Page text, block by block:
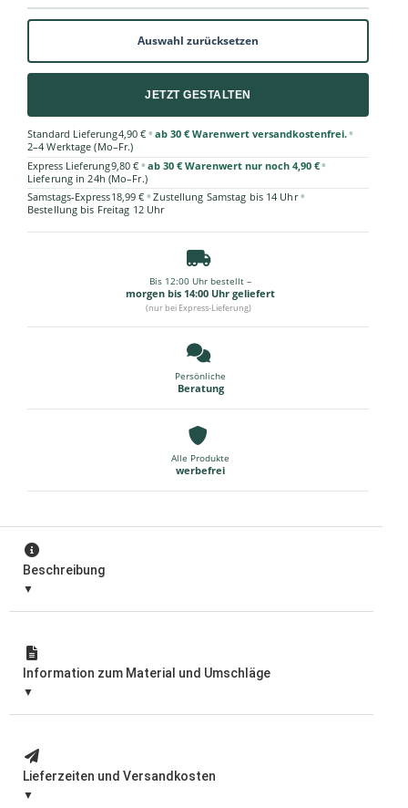
Auswahl zurücksetzen
JETZT GESTALTEN
Standard Lieferung4,90 € • ab 30 € Warenwert versandkostenfrei.•
2–4 Werktage (Mo–Fr.)
Express Lieferung9,80 € • ab 30 € Warenwert nur noch 4,90 €•
Lieferung in 24h (Mo–Fr.)
Samstags-Express18,99 € • Zustellung Samstag bis 14 Uhr •
Bestellung bis Freitag 12 Uhr
Bis 12:00 Uhr bestellt –
morgen bis 14:00 Uhr geliefert
(nur bei Express-Lieferung)
Persönliche
Beratung
Alle Produkte
werbefrei
Beschreibung
Information zum Material und Umschläge
Lieferzeiten und Versandkosten